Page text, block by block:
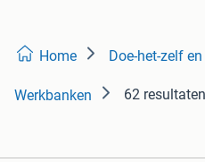
Home Doe-het-zelf
Werkbanken 62 resultaten